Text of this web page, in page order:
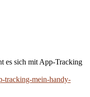
es sich mit App-Tracking
tracking-mein-handy-